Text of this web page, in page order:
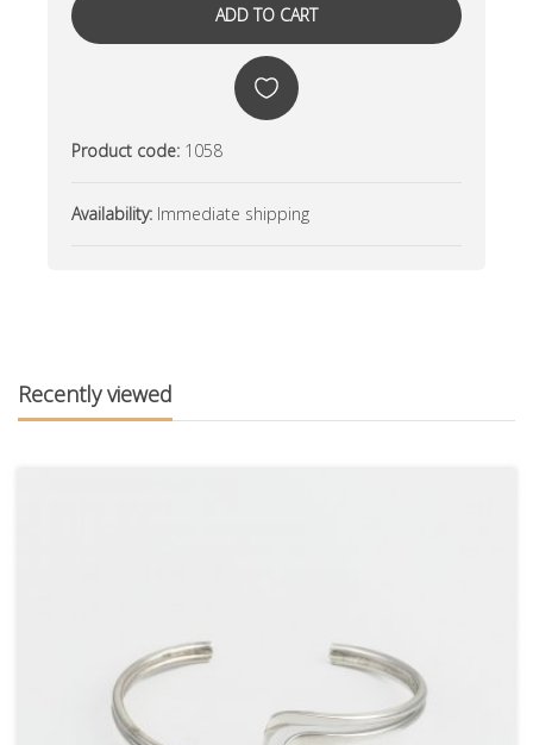
Product code: 1058
Availability: Immediate shipping
Recently viewed